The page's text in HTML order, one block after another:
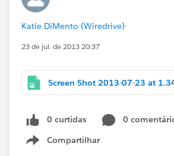
Katie DiMento (Wiredrive)
23 de jul. de 2013 20:37
Screen Shot 2013-07-23 at
0 curtidas
0
Compartilhar
Show menu